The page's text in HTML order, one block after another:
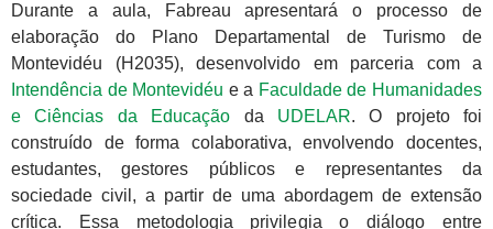
Durante a aula, Fabreau apresentará o processo de
elaboração do Plano Departamental de Turismo de
Montevidéu (H2035), desenvolvido em parceria com a
Intendência de Montevidéu e a Faculdade de Humanidades
e Ciências da Educação da UDELAR. O projeto foi
construído de forma colaborativa, envolvendo docentes,
estudantes, gestores públicos e representantes da
sociedade civil, a partir de uma abordagem de extensão
crítica. Essa metodologia privilegia o diálogo entre